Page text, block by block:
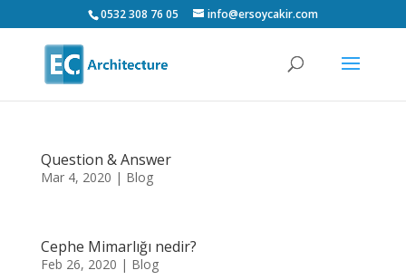
0532 308 76 05 info@ersoycakir.com
Question & Answer
Mar 4, 2020 | Blog
Cephe Mimarlığı nedir?
Feb 26, 2020 | Blog